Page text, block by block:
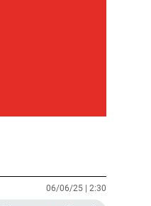
06/06/25 | 2:30